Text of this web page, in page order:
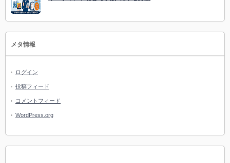
メタ情報
ログイン
投稿フィード
コメントフィード
WordPress.org